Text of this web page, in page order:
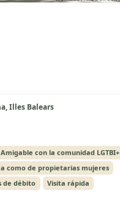
Illes Balears
Amigable con la comunidad LGTBI+
como de propietarias mujeres
de débito
Visita rápida